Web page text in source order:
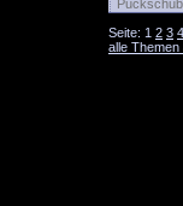
Seite: 1 2 3 4
alle